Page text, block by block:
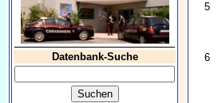
Datenbank-Suche
5
6